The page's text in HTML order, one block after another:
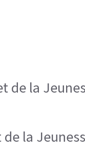
de la
la